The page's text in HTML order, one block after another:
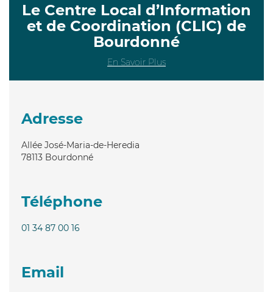
Le Centre Local d’Information
et de Coordination (CLIC) de
Bourdonné
En Savoir Plus
Adresse
Allée José-Maria-de-Heredia
78113 Bourdonné
Téléphone
01 34 87 00 16
Email